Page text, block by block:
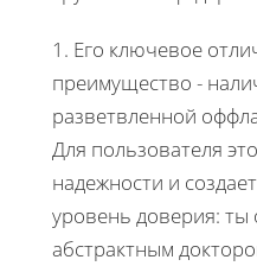
1. Его ключевое
преимущество -
разветвленной
Для пользователя
надежности и
уровень доверия:
абстрактным